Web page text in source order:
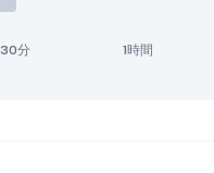
30分 1時間